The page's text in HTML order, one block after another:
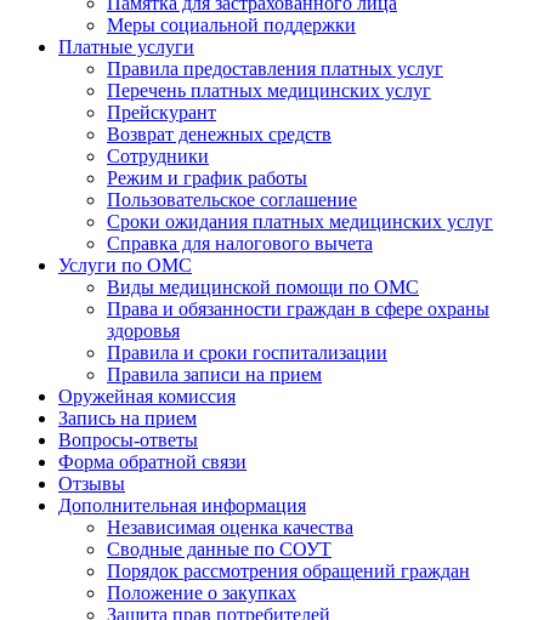
Меры социальной поддержки
Платные услуги
Правила предоставления платных услуг
Перечень платных медицинских услуг
Прейскурант
Возврат денежных средств
Сотрудники
Режим и график работы
Пользовательское соглашение
Сроки ожидания платных медицинских услуг
Справка для налогового вычета
Услуги по ОМС
Виды медицинской помощи по ОМС
Права и обязанности граждан в сфере охраны
здоровья
Правила и сроки госпитализации
Правила записи на прием
Оружейная комиссия
Запись на прием
Вопросы-ответы
Форма обратной связи
Отзывы
Дополнительная информация
Независимая оценка качества
Сводные данные по СОУТ
Порядок рассмотрения обращений граждан
Положение о закупках
Защита прав потребителей